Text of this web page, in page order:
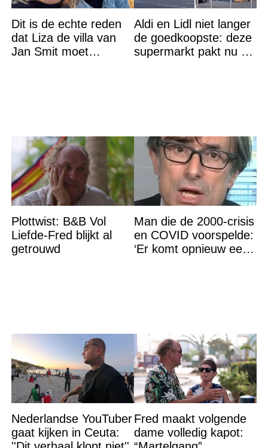
Dit is de echte reden
dat Liza de villa van
Jan Smit moet
Aldi en Lidl niet langer
de goedkoopste: deze
supermarkt pakt nu de
Plottwist: B&B Vol
Liefde-Fred blijkt al
getrouwd
Man die de 2000-crisis
en COVID voorspelde:
‘Er komt opnieuw een
Nederlandse YouTuber
gaat kijken in Ceuta:
Fred maakt volgende
dame volledig kapot: